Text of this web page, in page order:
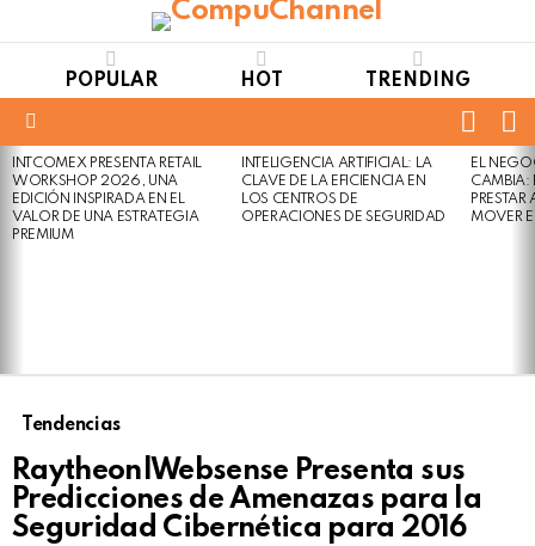
POPULAR HOT TRENDING
LATEST
STORIES
INTCOMEX PRESENTA RETAIL
WORKSHOP 2026, UNA
EDICIÓN INSPIRADA EN EL
VALOR DE UNA ESTRATEGIA
PREMIUM
INTELIGENCIA ARTIFICIAL: LA
CLAVE DE LA EFICIENCIA EN
LOS CENTROS DE
OPERACIONES DE SEGURIDAD
EL
CAMBIA:
MOVER
Tendencias
Raytheon|Websense Presenta sus
Predicciones de Amenazas para la
Seguridad Cibernética para 2016